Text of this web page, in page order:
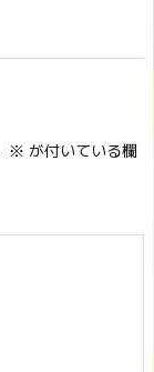
※ が付いている欄